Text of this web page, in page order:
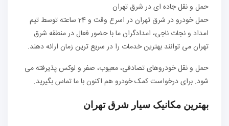
حمل و نقل جاده ای در شرق تهران
حمل خودرو در شرق تهران در اسرع وقت و 24 ساعته توسط تیم
امداد و نجات ناجی، امدادگران ما با حضور فعال در منطقه شرق
تهران می توانند بهترین خدمات را در سریع ترین زمان ارائه دهند.
حمل و نقل خودروهای تصادفی، معیوب، صفر و لوکس پذیرفته می
شود. برای درخواست کمک خودرو هم اکنون با ما تماس بگیرید.
بهترین مکانیک سیار شرق تهران